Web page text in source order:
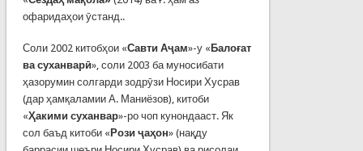
офаридаҳои ӯстанд..
Соли 2002 китобҳои «Савти Аҷам»-у «Балоғат
ва суханварӣ», соли 2003 ба муносибати
ҳазорумин солгарди зодрӯзи Носири Хусрав
(дар ҳамқаламии А. Маниёзов), китоби
«Ҳакими суханвар»-ро чоп кунондааст. Як
сол баъд китоби «Рози ҷаҳон» (нақду